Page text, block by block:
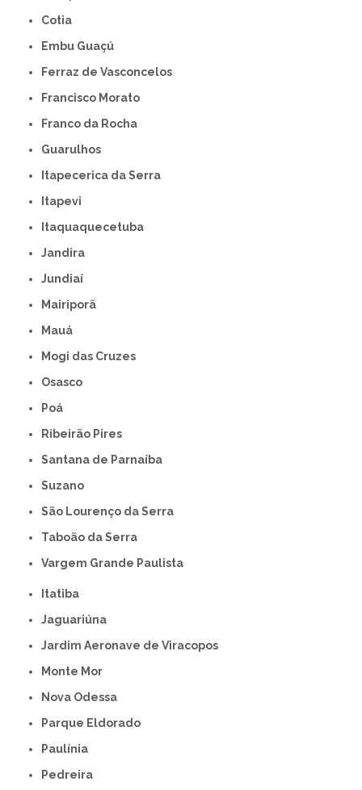
Cotia
Embu Guaçú
Ferraz de Vasconcelos
Francisco Morato
Franco da Rocha
Guarulhos
Itapecerica da Serra
Itapevi
Itaquaquecetuba
Jandira
Jundiaí
Mairiporã
Mauá
Mogi das Cruzes
Osasco
Poá
Ribeirão Pires
Santana de Parnaíba
Suzano
São Lourenço da Serra
Taboão da Serra
Vargem Grande Paulista
Itatiba
Jaguariúna
Jardim Aeronave de Viracopos
Monte Mor
Nova Odessa
Parque Eldorado
Paulínia
Pedreira